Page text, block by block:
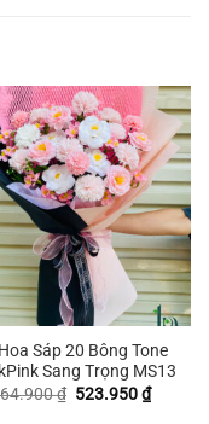
Sáp 20 Bông Tone
Sang Trọng MS13
₫ Giá
523.950₫Giá
hiện